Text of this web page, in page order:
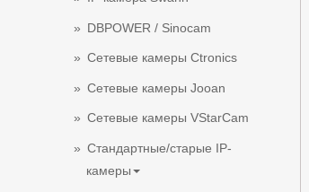
DBPOWER / Sinocam
Сетевые камеры Ctronics
Сетевые камеры Jooan
Сетевые камеры VStarCam
Стандартные/старые IP-
камеры